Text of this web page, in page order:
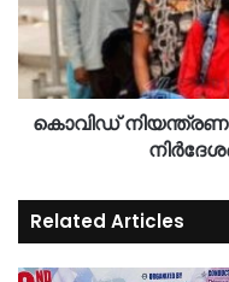
കൊവിഡ്
Related Articles